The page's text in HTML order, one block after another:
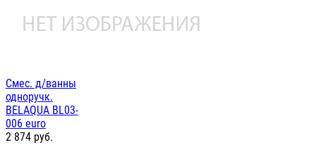
Смес. д/ванны
одноручк.
BELAQUA BL03-
006 euro
2 874 руб.